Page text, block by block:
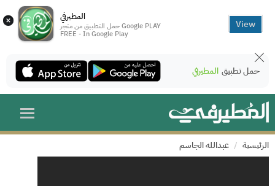
× المطيرفي
حمل التطبيق من متجر Google PLAY
FREE - In Google Play
View
حمل تطبيق المطيرفي
الرئيسية عبدالله الجاسم